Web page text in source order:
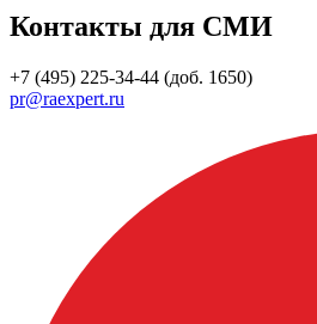
Контакты для СМИ
+7 (495) 225-34-44 (доб. 1650)
pr@raexpert.ru